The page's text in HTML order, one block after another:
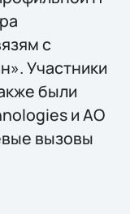
с
Участники
были
и АО
вызовы